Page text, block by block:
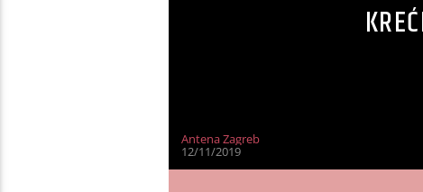
Antena Zagreb
12/11/2019